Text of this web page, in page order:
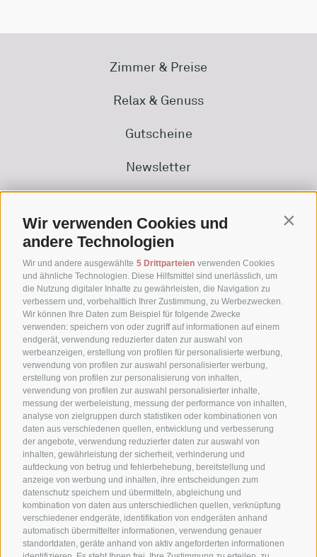
Wir verwenden Cookies und
andere Technologien
Wir und andere ausgewählte 5 Drittparteien verwenden Cookies
und ähnliche Technologien. Diese Hilfsmittel sind unerlässlich, um
die Nutzung digitaler Inhalte zu gewährleisten, die Navigation zu
verbessern und, vorbehaltlich Ihrer Zustimmung, zu Werbezwecken.
Wir können Ihre Daten zum Beispiel für folgende Zwecke
verwenden: speichern von oder zugriff auf informationen auf einem
endgerät, verwendung reduzierter daten zur auswahl von
werbeanzeigen, erstellung von profilen für personalisierte werbung,
verwendung von profilen zur auswahl personalisierter werbung,
erstellung von profilen zur personalisierung von inhalten,
verwendung von profilen zur auswahl personalisierter inhalte,
messung der werbeleistung, messung der performance von inhalten,
analyse von zielgruppen durch statistiken oder kombinationen von
daten aus verschiedenen quellen, entwicklung und verbesserung
der angebote, verwendung reduzierter daten zur auswahl von
inhalten, gewährleistung der sicherheit, verhinderung und
aufdeckung von betrug und fehlerbehebung, bereitstellung und
anzeige von werbung und inhalten, ihre entscheidungen zum
datenschutz speichern und übermitteln, abgleichung und
kombination von daten aus unterschiedlichen quellen, verknüpfung
verschiedener endgeräte, identifikation von endgeräten anhand
automatisch übermittelter informationen, verwendung genauer
standortdaten, geräte anhand von aktiv angeforderten informationen
Waldheimweg 1
39030 Sexten (BZ)
Hochpustertal - Dolomiten - Südtirol
+39 0474 710316
info@waldheim.it
Zimmer & Preise
Relax & Genuss
Gutscheine
Newsletter
Downloads